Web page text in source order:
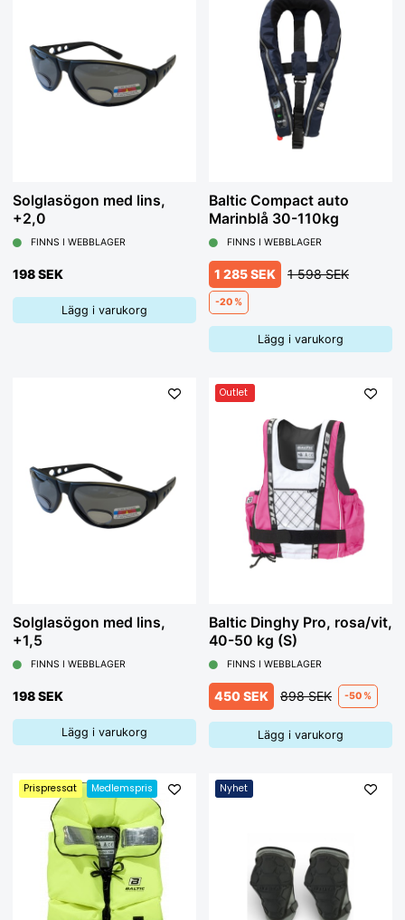
Söker du seglarstövlar har vi flera omtyckta modeller från Gill
Solglasögon är nästan ett måste på sjön. Vi har flera olika
modeller av solglasögon för båtlivet och till och med varianter
med inbyggd läslins samt praktiska flytande nackband!
Info om uppblåsbara räddningsvästar
Solglasögon med lins,
+2,0
FINNS I WEBBLAGER
198 SEK
Lägg i varukorg
Baltic Compact auto
Marinblå 30-110kg
FINNS I WEBBLAGER
1 285 SEK 1 598 SEK
-20 %
Lägg i varukorg
Solglasögon med lins,
+1,5
FINNS I WEBBLAGER
198 SEK
Lägg i varukorg
Outlet
Baltic Dinghy Pro, rosa/vit,
40-50 kg (S)
FINNS I WEBBLAGER
450 SEK 898 SEK -50 %
Lägg i varukorg
Prispressat Medlemspris Nyhet